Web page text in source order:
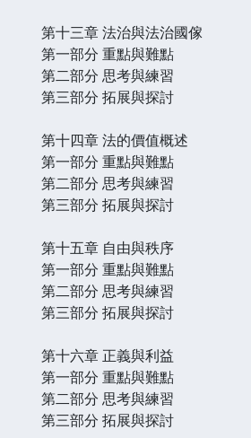
第十三章 法治與法治國傢
第一部分 重點與難點
第二部分 思考與練習
第三部分 拓展與探討
第十四章 法的價值概述
第一部分 重點與難點
第二部分 思考與練習
第三部分 拓展與探討
第十五章 自由與秩序
第一部分 重點與難點
第二部分 思考與練習
第三部分 拓展與探討
第十六章 正義與利益
第一部分 重點與難點
第二部分 思考與練習
第三部分 拓展與探討